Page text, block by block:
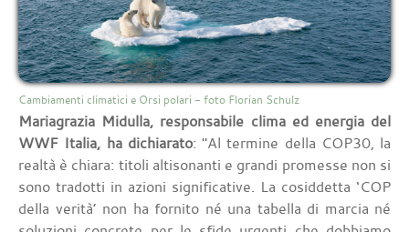
Cambiamenti climatici e Orsi polari - foto Florian Schulz
Mariagrazia Midulla, responsabile clima ed energia del
WWF Italia, ha dichiarato: "Al termine della COP30, la
realtà è chiara: titoli altisonanti e grandi promesse non si
sono tradotti in azioni significative. La cosiddetta ‘COP
della verità’ non ha fornito né una tabella di marcia né